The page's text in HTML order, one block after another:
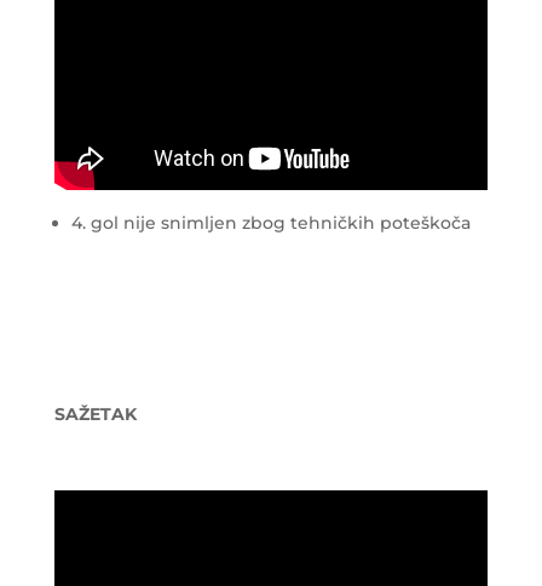
4. gol nije snimljen zbog tehničkih poteškoča
SAŽETAK